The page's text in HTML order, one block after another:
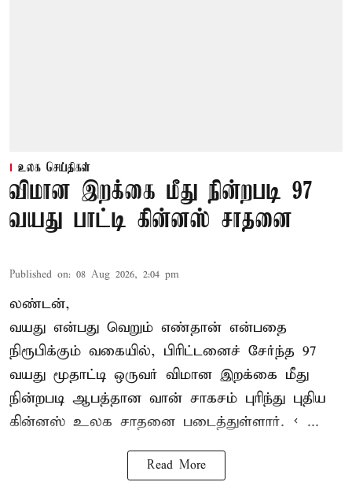
உலக செய்திகள்
விமான இறக்கை மீது நின்றபடி 97
வயது பாட்டி கின்னஸ் சாதனை
Published on: 08 Aug 2026, 2:04 pm
லண்டன்,
வயது என்பது வெறும் எண்தான் என்பதை
நிரூபிக்கும் வகையில், பிரிட்டனைச் சேர்ந்த 97
வயது மூதாட்டி ஒருவர் விமான இறக்கை மீது
நின்றபடி ஆபத்தான வான் சாகசம் புரிந்து புதிய
கின்னஸ் உலக சாதனை படைத்துள்ளார். < ...
Read More